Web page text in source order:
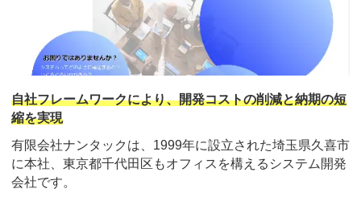
自社フレームワークにより、開発コストの削減と納期の短
縮を実現
有限会社ナンタックは、1999年に設立された埼玉県久喜市
に本社、東京都千代田区もオフィスを構えるシステム開発
会社です。